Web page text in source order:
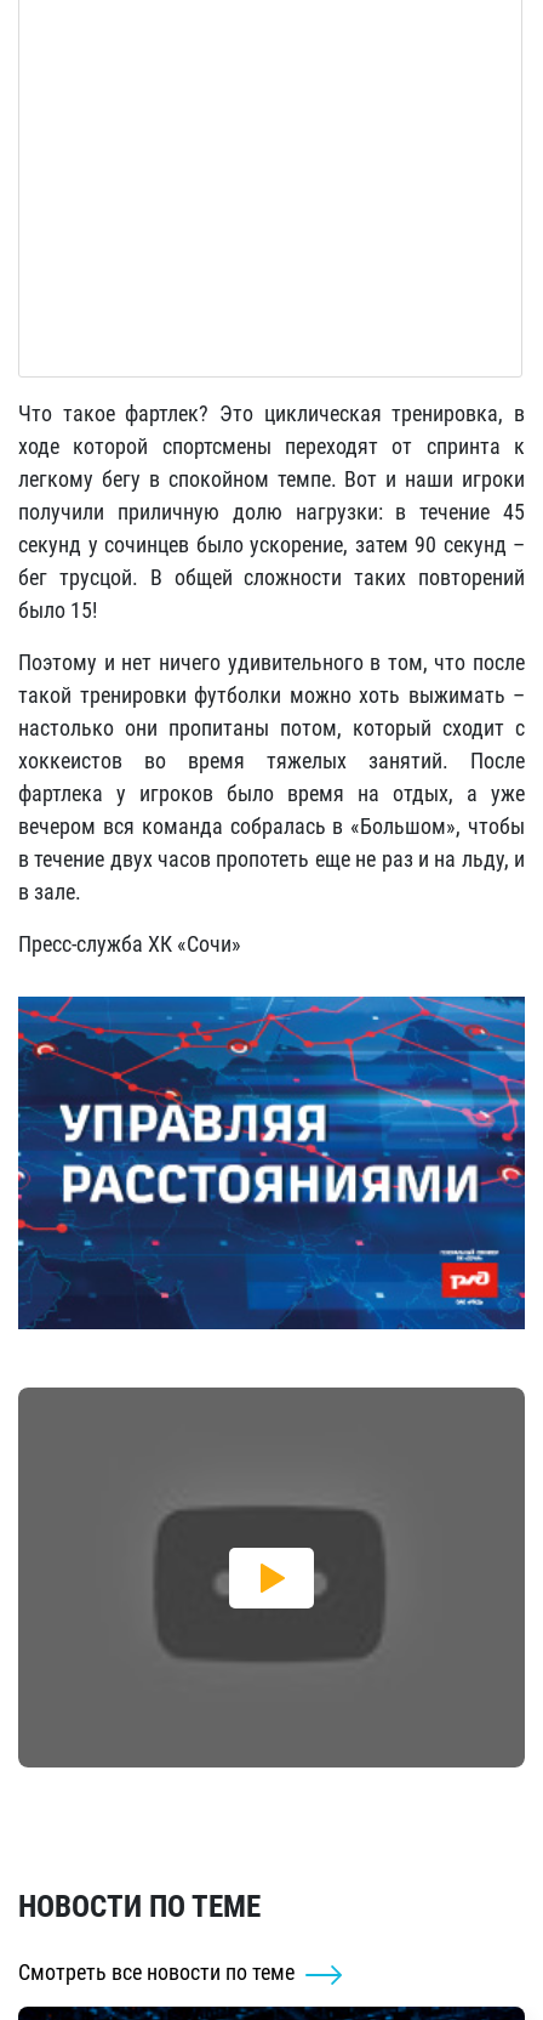
Что такое фартлек? Это циклическая тренировка, в
ходе которой спортсмены переходят от спринта к
легкому бегу в спокойном темпе. Вот и наши игроки
получили приличную долю нагрузки: в течение 45
секунд у сочинцев было ускорение, затем 90 секунд –
бег трусцой. В общей сложности таких повторений
было 15!
Поэтому и нет ничего удивительного в том, что после
такой тренировки футболки можно хоть выжимать –
настолько они пропитаны потом, который сходит с
хоккеистов во время тяжелых занятий. После
фартлека у игроков было время на отдых, а уже
вечером вся команда собралась в «Большом», чтобы
в течение двух часов пропотеть еще не раз и на льду, и
в зале.
Пресс-служба ХК «Сочи»
НОВОСТИ ПО ТЕМЕ
Смотреть все новости по теме